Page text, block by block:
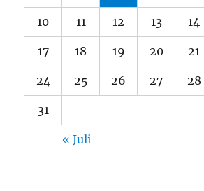
10 11 12 13 14
17 18 19 20 21
24 25 26 27 28
31
« Juli